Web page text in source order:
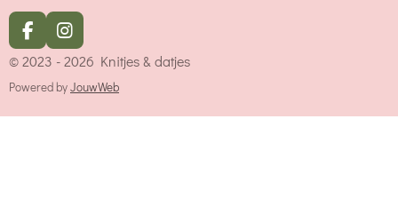
F
a
c
e
o
I
n
s
t
g
© 2023 - 2026 Knitjes & datjes
Powered byJouwWeb